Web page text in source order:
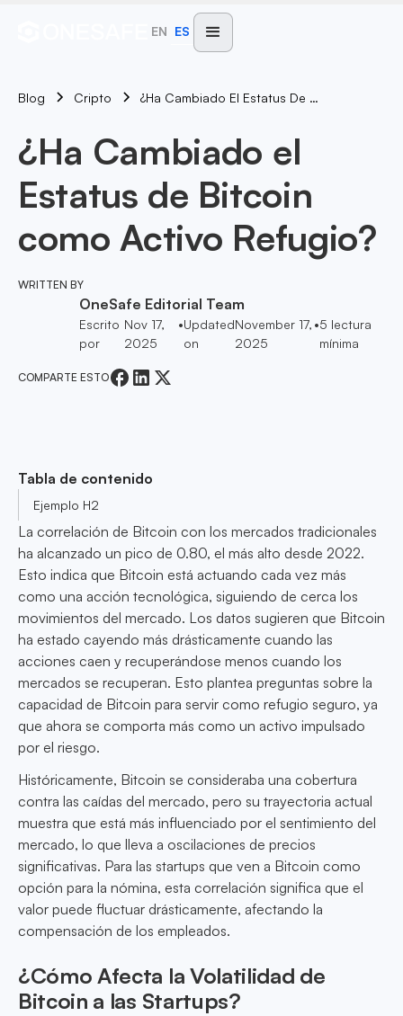
EN ES
Blog Cripto ¿Ha Cambiado El Estatus De Bitcoin Como Activo Refugio?
¿Ha Cambiado el
Estatus de Bitcoin
como Activo Refugio?
WRITTEN BY
OneSafe Editorial Team
Escrito
por
Nov 17,
2025
•Updated
on
November 17,
2025
•5 lectura
mínima
COMPARTE ESTO
Tabla de contenido
Ejemplo H2
La correlación de Bitcoin con los mercados tradicionales
ha alcanzado un pico de 0.80, el más alto desde 2022.
Esto indica que Bitcoin está actuando cada vez más
como una acción tecnológica, siguiendo de cerca los
movimientos del mercado. Los datos sugieren que Bitcoin
ha estado cayendo más drásticamente cuando las
acciones caen y recuperándose menos cuando los
mercados se recuperan. Esto plantea preguntas sobre la
capacidad de Bitcoin para servir como refugio seguro, ya
que ahora se comporta más como un activo impulsado
por el riesgo.
Históricamente, Bitcoin se consideraba una cobertura
contra las caídas del mercado, pero su trayectoria actual
muestra que está más influenciado por el sentimiento del
mercado, lo que lleva a oscilaciones de precios
significativas. Para las startups que ven a Bitcoin como
opción para la nómina, esta correlación significa que el
valor puede fluctuar drásticamente, afectando la
compensación de los empleados.
¿Cómo Afecta la Volatilidad de
Bitcoin a las Startups?